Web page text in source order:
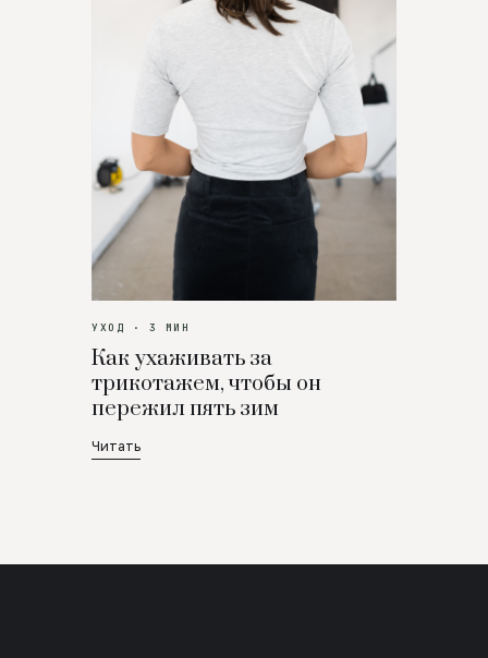
УХОД · 3 МИН
Как ухаживать за
трикотажем, чтобы он
пережил пять зим
Читать